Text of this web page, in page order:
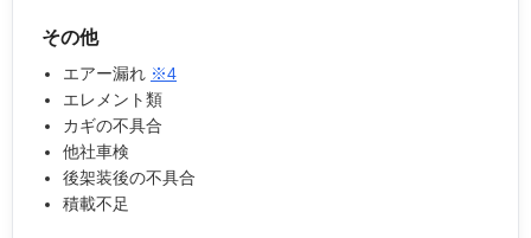
その他
エアー漏れ ※4
エレメント類
カギの不具合
他社車検
後架装後の不具合
積載不足